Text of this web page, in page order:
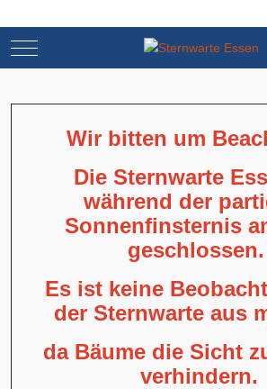
Mobile Menu Toggle
Wir bitten um
Die Sternwarte
während der
Sonnenfinsternis
geschlossen.
Es ist keine
der Sternwarte aus
da Bäume die Sicht
verhindern.